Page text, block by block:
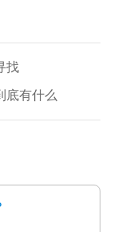
找
底有什么